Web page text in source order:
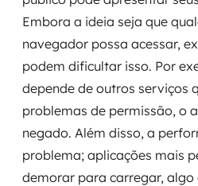
Embora a ideia seja que
navegador possa acessar,
podem dificultar isso. Por
depende de outros serviços
problemas de permissão, o
negado. Além disso, a
problema; aplicações mais
demorar para carregar, algo